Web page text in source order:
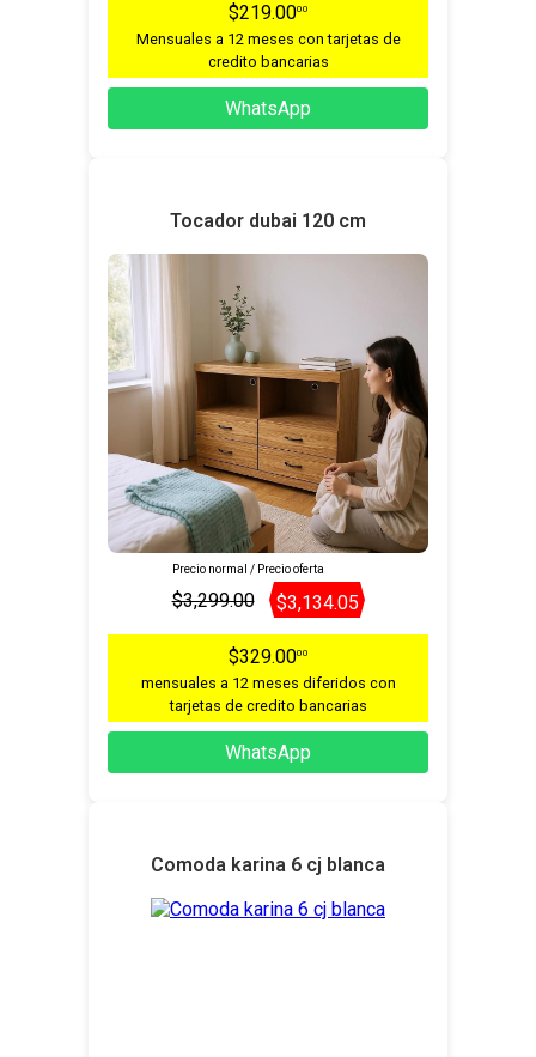
$219.0000
Mensuales a 12 meses con tarjetas de
credito bancarias
WhatsApp
Tocador dubai 120 cm
Precio normal / Precio oferta
$3,299.00 $3,134.05
$329.0000
mensuales a 12 meses diferidos con
tarjetas de credito bancarias
WhatsApp
Comoda karina 6 cj blanca